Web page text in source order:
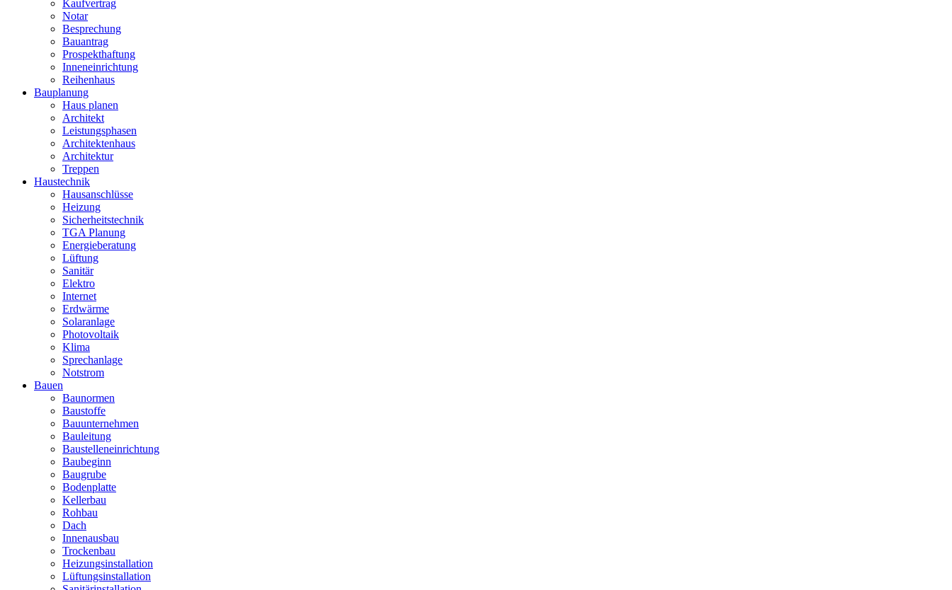
Kaufvertrag
Notar
Besprechung
Bauantrag
Prospekthaftung
Inneneinrichtung
Reihenhaus
Bauplanung
Haus planen
Architekt
Leistungsphasen
Architektenhaus
Architektur
Treppen
Haustechnik
Hausanschlüsse
Heizung
Sicherheitstechnik
TGA Planung
Energieberatung
Lüftung
Sanitär
Elektro
Internet
Erdwärme
Solaranlage
Photovoltaik
Klima
Sprechanlage
Notstrom
Bauen
Baunormen
Baustoffe
Bauunternehmen
Bauleitung
Baustelleneinrichtung
Baubeginn
Baugrube
Bodenplatte
Kellerbau
Rohbau
Dach
Innenausbau
Trockenbau
Heizungsinstallation
Lüftungsinstallation